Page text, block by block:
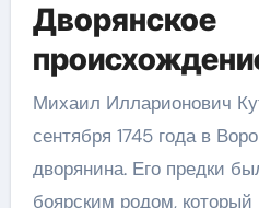
Дворянское
Михаил Илларионович
сентября 1745 года в
дворянина. Его предки
боярским родом,